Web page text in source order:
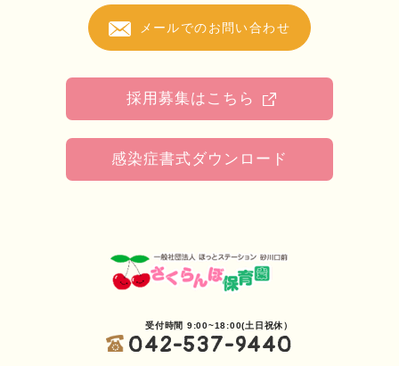
メールでのお問い合わせ
採用募集はこちら
感染症書式ダウンロード
受付時間 9:00~18:00(土日祝休）
042-537-9440